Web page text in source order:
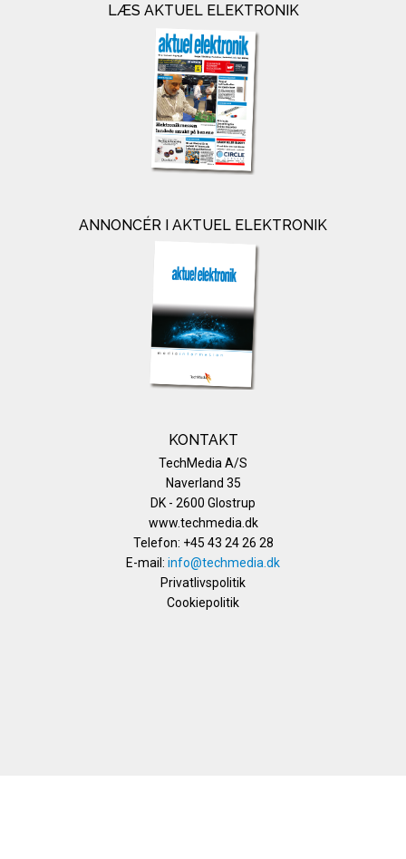
LÆS AKTUEL ELEKTRONIK
ANNONCÉR I AKTUEL ELEKTRONIK
KONTAKT
TechMedia A/S
Naverland 35
DK - 2600 Glostrup
www.techmedia.dk
Telefon: +45 43 24 26 28
E-mail: info@techmedia.dk
Privatlivspolitik
Cookiepolitik